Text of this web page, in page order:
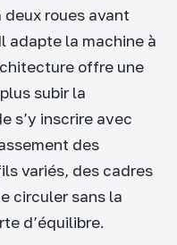
roues avant
adapte la machine à
offre une
subir la
s’y inscrire avec
des
variés, des cadres
circuler sans la
d’équilibre.